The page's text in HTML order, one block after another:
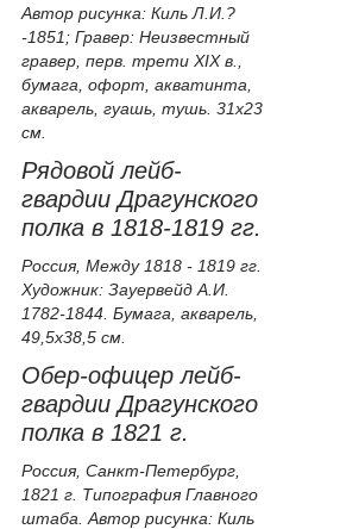
Автор рисунка: Киль Л.И.?
-1851; Гравер: Неизвестный
гравер, перв. трети XIX в.,
бумага, офорт, акватинта,
акварель, гуашь, тушь. 31х23
см.
Рядовой лейб-
гвардии Драгунского
полка в 1818-1819 гг.
Россия, Между 1818 - 1819 гг.
Художник: Зауервейд А.И.
1782-1844. Бумага, акварель,
49,5х38,5 см.
Обер-офицер лейб-
гвардии Драгунского
полка в 1821 г.
Россия, Санкт-Петербург,
1821 г. Типография Главного
штаба. Автор рисунка: Киль